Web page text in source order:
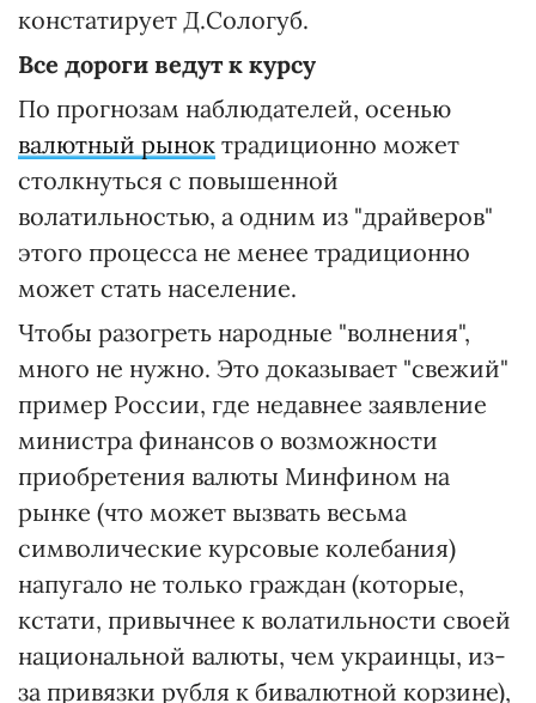
констатирует Д.Сологуб.
Все дороги ведут к курсу
По прогнозам наблюдателей, осенью
валютный рынок традиционно может
столкнуться с повышенной
волатильностью, а одним из "драйверов"
этого процесса не менее традиционно
может стать население.
Чтобы разогреть народные "волнения",
много не нужно. Это доказывает "свежий"
пример России, где недавнее заявление
министра финансов о возможности
приобретения валюты Минфином на
рынке (что может вызвать весьма
символические курсовые колебания)
напугало не только граждан (которые,
кстати, привычнее к волатильности своей
национальной валюты, чем украинцы, из-
за привязки рубля к бивалютной корзине),